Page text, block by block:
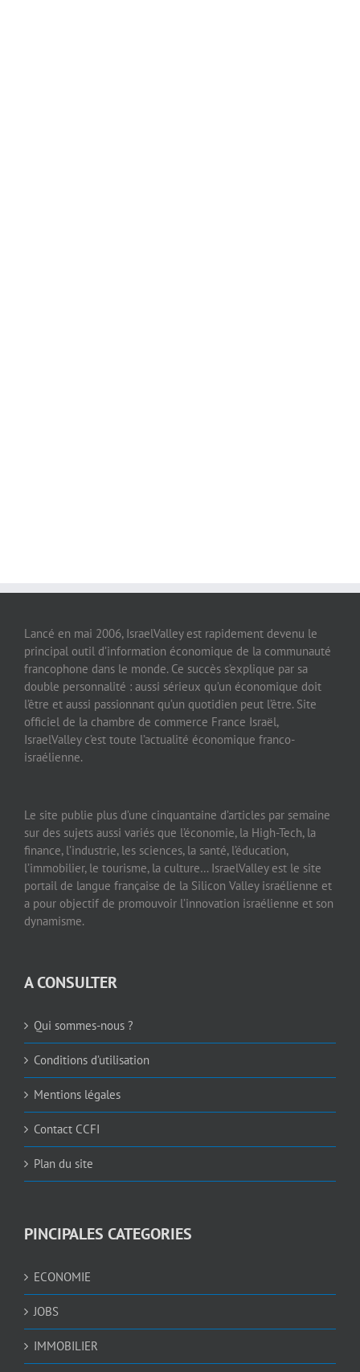
Lancé en mai 2006, IsraelValley est rapidement devenu le
principal outil d’information économique de la communauté
francophone dans le monde. Ce succès s’explique par sa
double personnalité : aussi sérieux qu’un économique doit
l’être et aussi passionnant qu’un quotidien peut l’être. Site
officiel de la chambre de commerce France Israël,
IsraelValley c’est toute l’actualité économique franco-
israélienne.
Le site publie plus d’une cinquantaine d’articles par semaine
sur des sujets aussi variés que l’économie, la High-Tech, la
finance, l’industrie, les sciences, la santé, l’éducation,
l’immobilier, le tourisme, la culture… IsraelValley est le site
portail de langue française de la Silicon Valley israélienne et
a pour objectif de promouvoir l’innovation israélienne et son
dynamisme.
A CONSULTER
Qui sommes-nous ?
Conditions d’utilisation
Mentions légales
Contact CCFI
Plan du site
PINCIPALES CATEGORIES
ECONOMIE
JOBS
IMMOBILIER